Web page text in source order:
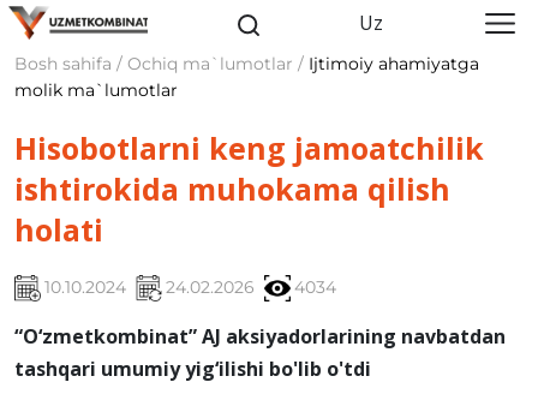
Uz
Bosh sahifa / Ochiq ma`lumotlar / Ijtimoiy ahamiyatga
molik ma`lumotlar
Hisobotlarni keng jamoatchilik
ishtirokida muhokama qilish
holati
10.10.2024 24.02.2026 4034
“O‘zmetkombinat” AJ aksiyadorlarining navbatdan
tashqari umumiy yig‘ilishi bo'lib o'tdi